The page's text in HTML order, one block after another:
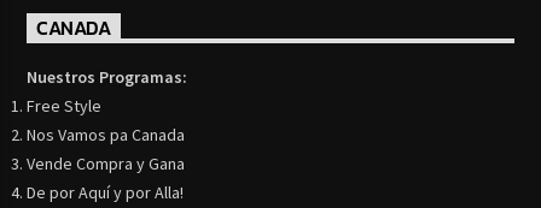
CANADA
Nuestros Programas:
Free Style
Nos Vamos pa Canada
Vende Compra y Gana
De por Aquí y por Alla!